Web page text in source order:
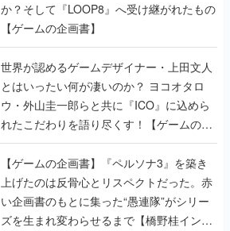
か？そして『LOOP8』へ受け継がれたもの
【ゲームの企画書】
世界が認めるゲームデザイナー・上田文人
とはいったい何が凄いのか？ ヨコオタロ
ウ・外山圭一郎らと共に『ICO』に込めら
れたこだわりを語り尽くす！【ゲームの企
画書】
【ゲームの企画書】『ペルソナ3』を築き
上げたのは反骨心とリスペクトだった。赤
い企画書のもとに集った“愚連隊”がシリー
ズを生まれ変わらせるまで【橋野桂インタ